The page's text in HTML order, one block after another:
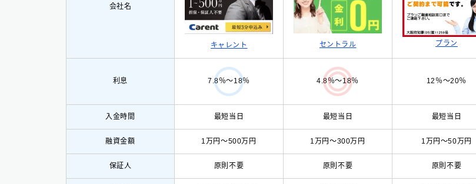
会社名
キャレント セントラル プラン
利息 7.8％〜18％ 4.8％〜18％ 12％〜20％
入金時間 最短当日 最短当日 最短当日
融資金額 1万円〜500万円 1万円〜300万円 1万円〜50万円
保証人 原則不要 原則不要 原則不要